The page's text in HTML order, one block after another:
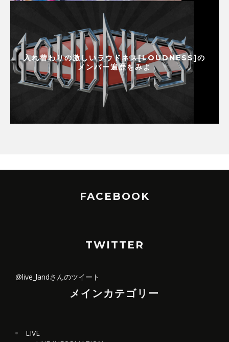
入れ替わりの激しいラウドネス[LOUDNESS]の
メンバー遍歴をみよ
FACEBOOK
TWITTER
@live_landさんのツイート
メインカテゴリー
LIVE